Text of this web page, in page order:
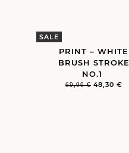
SALE
PRINT – WHITE
BRUSH STROKE
NO.1
69,00€ 48,30 €